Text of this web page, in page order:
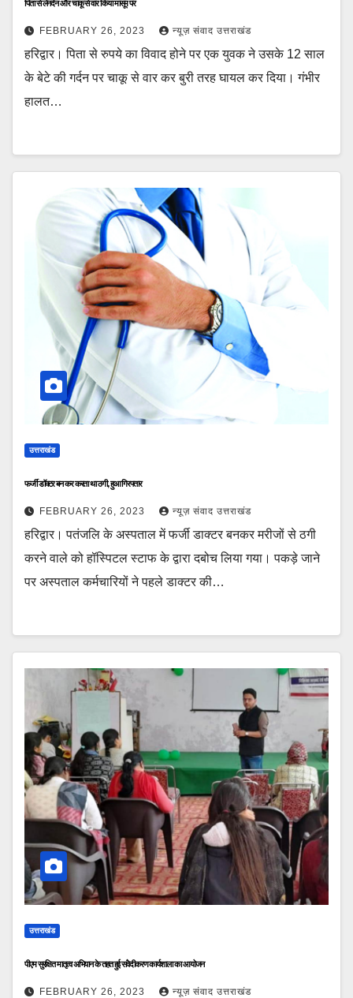
पिता से लेनदेन और चाकू से वार किया मासूम पर
FEBRUARY 26, 2023 न्यूज़ संवाद उत्तराखंड
हरिद्वार। पिता से रुपये का विवाद होने पर एक युवक ने उसके 12 साल
के बेटे की गर्दन पर चाकू से वार कर बुरी तरह घायल कर दिया। गंभीर
हालत…
उत्तराखंड
फर्जी डॉक्टर बन कर करता था ठगी, हुआ गिरफ्तार
FEBRUARY 26, 2023 न्यूज़ संवाद उत्तराखंड
हरिद्वार। पतंजलि के अस्पताल में फर्जी डाक्टर बनकर मरीजों से ठगी
करने वाले को हॉस्पिटल स्टाफ के द्वारा दबोच लिया गया। पकड़े जाने
पर अस्पताल कर्मचारियों ने पहले डाक्टर की…
उत्तराखंड
पीएम सुरक्षित मातृत्व अभियान के तहत हुई संवेदीकरण कार्यशाला का आयोजन
FEBRUARY 26, 2023 न्यूज़ संवाद उत्तराखंड